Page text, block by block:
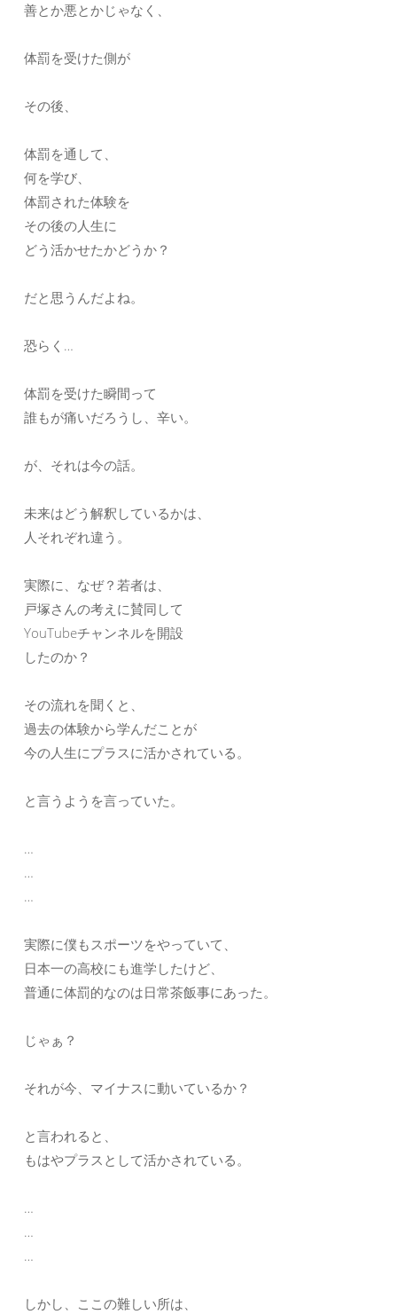
善とか悪とかじゃなく、
体罰を受けた側が
その後、
体罰を通して、
何を学び、
体罰された体験を
その後の人生に
どう活かせたかどうか？
だと思うんだよね。
恐らく…
体罰を受けた瞬間って
誰もが痛いだろうし、辛い。
が、それは今の話。
未来はどう解釈しているかは、
人それぞれ違う。
実際に、なぜ？若者は、
戸塚さんの考えに賛同して
YouTubeチャンネルを開設
したのか？
その流れを聞くと、
過去の体験から学んだことが
今の人生にプラスに活かされている。
と言うようを言っていた。
…
…
…
実際に僕もスポーツをやっていて、
日本一の高校にも進学したけど、
普通に体罰的なのは日常茶飯事にあった。
じゃぁ？
それが今、マイナスに動いているか？
と言われると、
もはやプラスとして活かされている。
…
…
…
しかし、ここの難しい所は、